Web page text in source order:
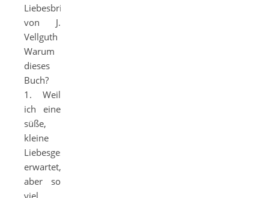
Liebesbrief“
von J.
Vellguth
Warum
dieses
Buch?
1. Weil
ich eine
süße,
kleine
Liebesgeschichte
erwartet,
aber so
viel